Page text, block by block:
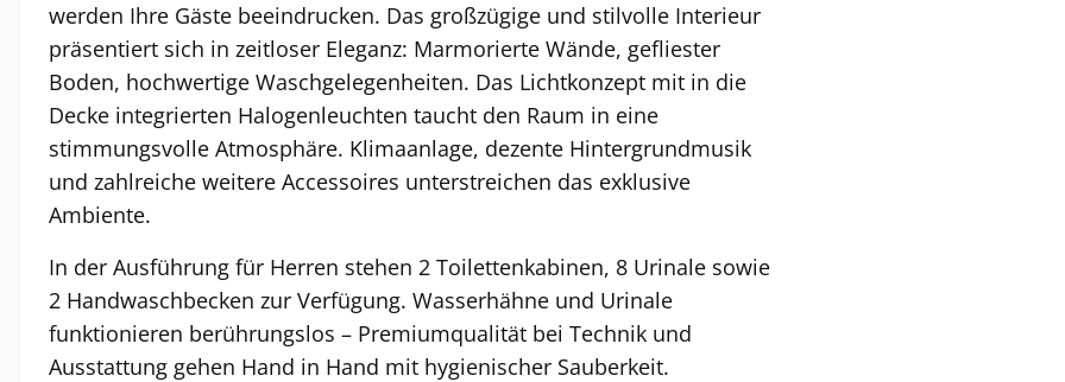
werden Ihre Gäste beeindrucken. Das großzügige und stilvolle Interieur
präsentiert sich in zeitloser Eleganz: Marmorierte Wände, gefliester
Boden, hochwertige Waschgelegenheiten. Das Lichtkonzept mit in die
Decke integrierten Halogenleuchten taucht den Raum in eine
stimmungsvolle Atmosphäre. Klimaanlage, dezente Hintergrundmusik
und zahlreiche weitere Accessoires unterstreichen das exklusive
Ambiente.
In der Ausführung für Herren stehen 2 Toilettenkabinen, 8 Urinale sowie
2 Handwaschbecken zur Verfügung. Wasserhähne und Urinale
funktionieren berührungslos – Premiumqualität bei Technik und
Ausstattung gehen Hand in Hand mit hygienischer Sauberkeit.